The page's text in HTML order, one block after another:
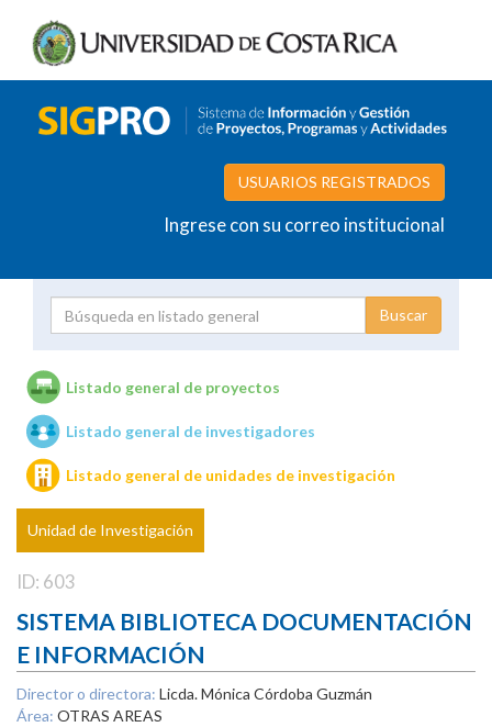
USUARIOS REGISTRADOS
Ingrese con su correo institucional
Unidades de investigación
Listado general de proyectos
Listado general de investigadores
Listado general de unidades de investigación
Unidad de Investigación
ID: 603
SISTEMA BIBLIOTECA DOCUMENTACIÓN
E INFORMACIÓN
Director o directora: Licda. Mónica Córdoba Guzmán
Área: OTRAS AREAS